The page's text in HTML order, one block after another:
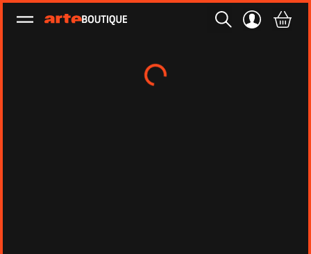
Ouvrir le menu